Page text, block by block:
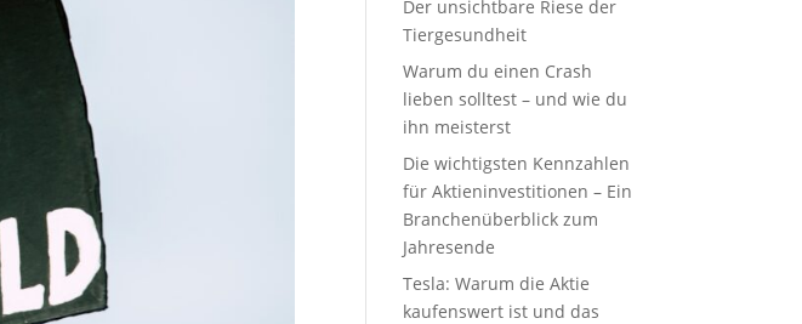
Der unsichtbare Riese der
Tiergesundheit
Warum du einen Crash
lieben solltest – und wie du
ihn meisterst
Die wichtigsten Kennzahlen
für Aktieninvestitionen – Ein
Branchenüberblick zum
Jahresende
Tesla: Warum die Aktie
kaufenswert ist und das